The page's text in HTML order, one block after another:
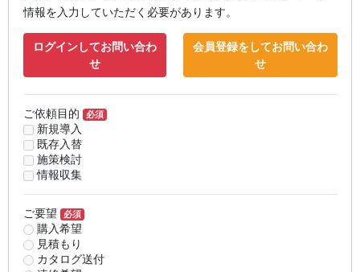
情報を入力していただく必要があります。
ログインしてお問い合わ
せ
会員登録をしてお問い合わ
せ
ご依頼目的 必須
新規導入
既存入替
施策検討
情報収集
ご要望 必須
購入希望
見積もり
カタログ送付